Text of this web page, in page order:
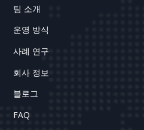
팀 소개
운영 방식
사례 연구
회사 정보
블로그
FAQ